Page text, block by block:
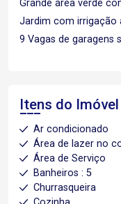
Grande área verde
Jardim com irrigação
9 Vagas de garagens
Itens do Imóvel
Ar condicionado
Área de lazer no
Área de Serviço
Banheiros : 5
Churrasqueira